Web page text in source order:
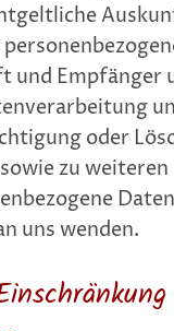
und Empfänger
oder
zu weiteren
uns wenden.